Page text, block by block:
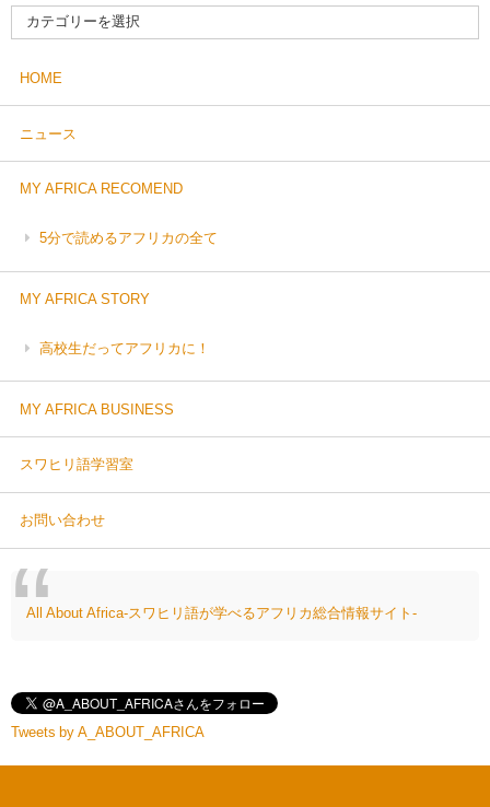
HOME
ニュース
MY AFRICA RECOMEND
5分で読めるアフリカの全て
MY AFRICA STORY
高校生だってアフリカに！
MY AFRICA BUSINESS
スワヒリ語学習室
お問い合わせ
All About Africa-スワヒリ語が学べるアフリカ総合情報サイト-
Tweets by A_ABOUT_AFRICA